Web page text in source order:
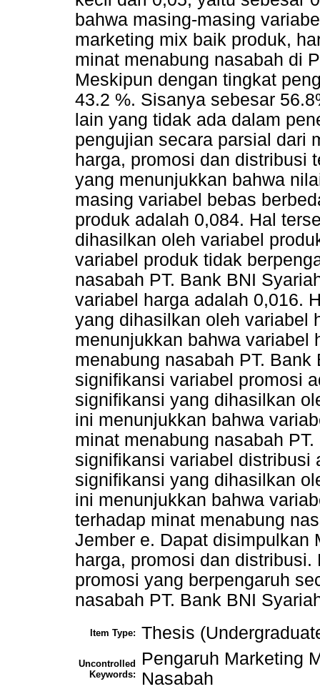
bahwa masing-masing
marketing mix baik produk,
minat menabung nasabah di
Meskipun dengan tingkat
43.2 %. Sisanya sebesar
lain yang tidak ada dalam
pengujian secara parsial dari
harga, promosi dan distribusi
yang menunjukkan bahwa
masing variabel bebas
produk adalah 0,084. Hal
dihasilkan oleh variabel
variabel produk tidak
nasabah PT. Bank BNI
variabel harga adalah 0,016.
yang dihasilkan oleh variabel
menunjukkan bahwa variabel
menabung nasabah PT.
signifikansi variabel promosi
signifikansi yang dihasilkan
ini menunjukkan bahwa
minat menabung nasabah
signifikansi variabel distribusi
signifikansi yang dihasilkan
ini menunjukkan bahwa
terhadap minat menabung
Jember e. Dapat disimpulkan
harga, promosi dan
promosi yang berpengaruh
nasabah PT. Bank BNI
Item Type: Thesis
Uncontrolled
Keywords:
Pengaruh Marketing
Nasabah